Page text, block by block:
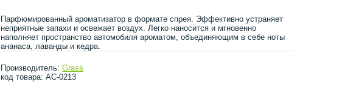
Парфюмированный ароматизатор в формате спрея. Эффективно устраняет
неприятные запахи и освежает воздух. Легко наносится и мгновенно
наполняет пространство автомобиля ароматом, объединяющим в себе ноты
ананаса, лаванды и кедра.
Производитель:Grass
код товара: AC-0213